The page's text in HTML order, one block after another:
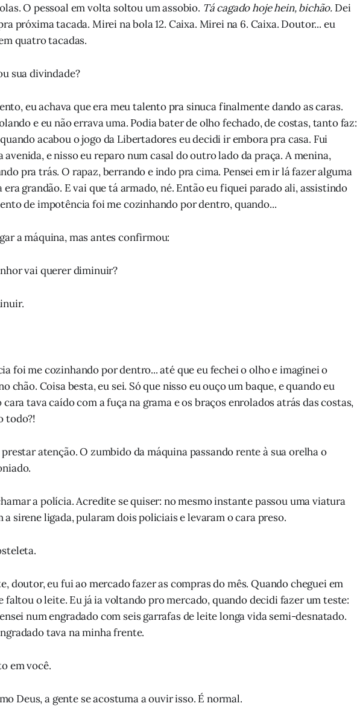
O pessoal em volta soltou um assobio. Tá cagado hoje hein, bichão. Dei
próxima tacada. Mirei na bola 12. Caixa. Mirei na 6. Caixa. Doutor... eu
quatro tacadas.
sua divindade?
eu achava que era meu talento pra sinuca finalmente dando as caras.
e eu não errava uma. Podia bater de olho fechado, de costas, tanto faz:
acabou o jogo da Libertadores eu decidi ir embora pra casa. Fui
avenida, e nisso eu reparo num casal do outro lado da praça. A menina,
pra trás. O rapaz, berrando e indo pra cima. Pensei em ir lá fazer alguma
era grandão. E vai que tá armado, né. Então eu fiquei parado ali, assistindo
de impotência foi me cozinhando por dentro, quando...
a máquina, mas antes confirmou:
vai querer diminuir?
foi me cozinhando por dentro... até que eu fechei o olho e imaginei o
chão. Coisa besta, eu sei. Só que nisso eu ouço um baque, e quando eu
cara tava caído com a fuça na grama e os braços enrolados atrás das costas,
todo?!
prestar atenção. O zumbido da máquina passando rente à sua orelha o
a polícia. Acredite se quiser: no mesmo instante passou uma viatura
a sirene ligada, pularam dois policiais e levaram o cara preso.
doutor, eu fui ao mercado fazer as compras do mês. Quando cheguei em
faltou o leite. Eu já ia voltando pro mercado, quando decidi fazer um teste:
num engradado com seis garrafas de leite longa vida semi-desnatado.
tava na minha frente.
em você.
Deus, a gente se acostuma a ouvir isso. É normal.